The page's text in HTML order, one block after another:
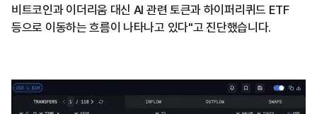
비트코인과 이더리움 대신 AI 관련 토큰과 하이퍼리퀴드 ETF
등으로 이동하는 흐름이 나타나고 있다"고 진단했습니다.